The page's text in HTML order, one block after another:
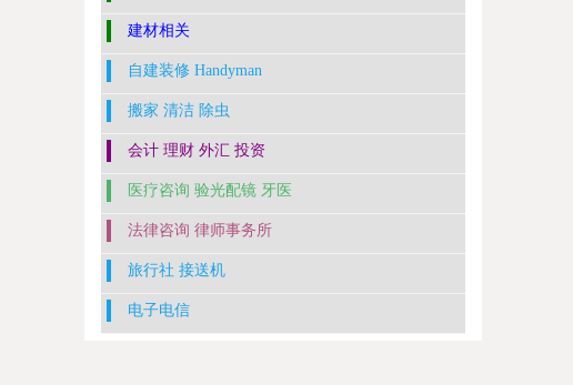
建材相关
自建装修 Handyman
搬家 清洁 除虫
会计 理财 外汇 投资
医疗咨询 验光配镜 牙医
法律咨询 律师事务所
旅行社 接送机
电子电信